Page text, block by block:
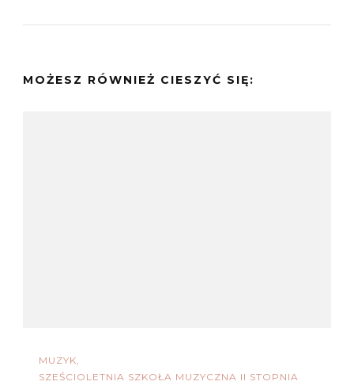
MOŻESZ RÓWNIEŻ CIESZYĆ SIĘ:
MUZYK
SZEŚCIOLETNIA SZKOŁA MUZYCZNA II STOPNIA